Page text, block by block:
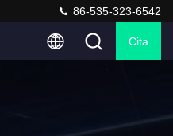
86-535-323-6542
Cita